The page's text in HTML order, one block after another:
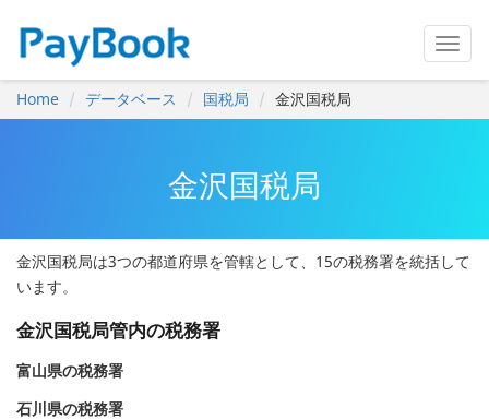
Home データベース 国税局 金沢国税局
金沢国税局
金沢国税局は3つの都道府県を管轄として、15の税務署を統括して
います。
金沢国税局管内の税務署
富山県の税務署
石川県の税務署